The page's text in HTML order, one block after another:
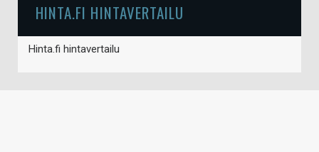
HINTA.FI HINTAVERTAILU
Hinta.fi hintavertailu